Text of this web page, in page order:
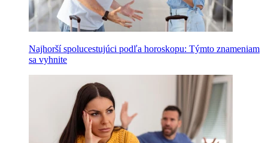
Najhorší spolucestujúci podľa horoskopu: Týmto znameniam
sa vyhnite